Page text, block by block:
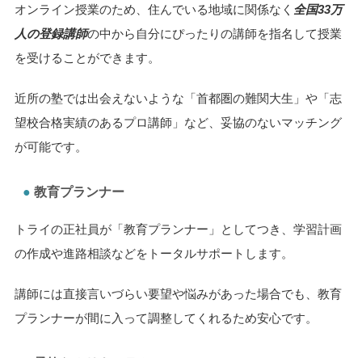
オンライン授業のため、住んでいる地域に関係なく 全国33万
人の登録講師の中から自分にぴったりの講師を指名して授業
を受けることができます。
近所の塾では出会えないような「首都圏の難関大生」や「志
望校合格実績のあるプロ講師」など、妥協のないマッチング
が可能です。
教育プランナー
トライの正社員が「教育プランナー」としてつき、学習計画
の作成や進路相談などをトータルサポートします。
講師には直接言いづらい要望や悩みがあった場合でも、教育
プランナーが間に入って調整してくれるため安心です。